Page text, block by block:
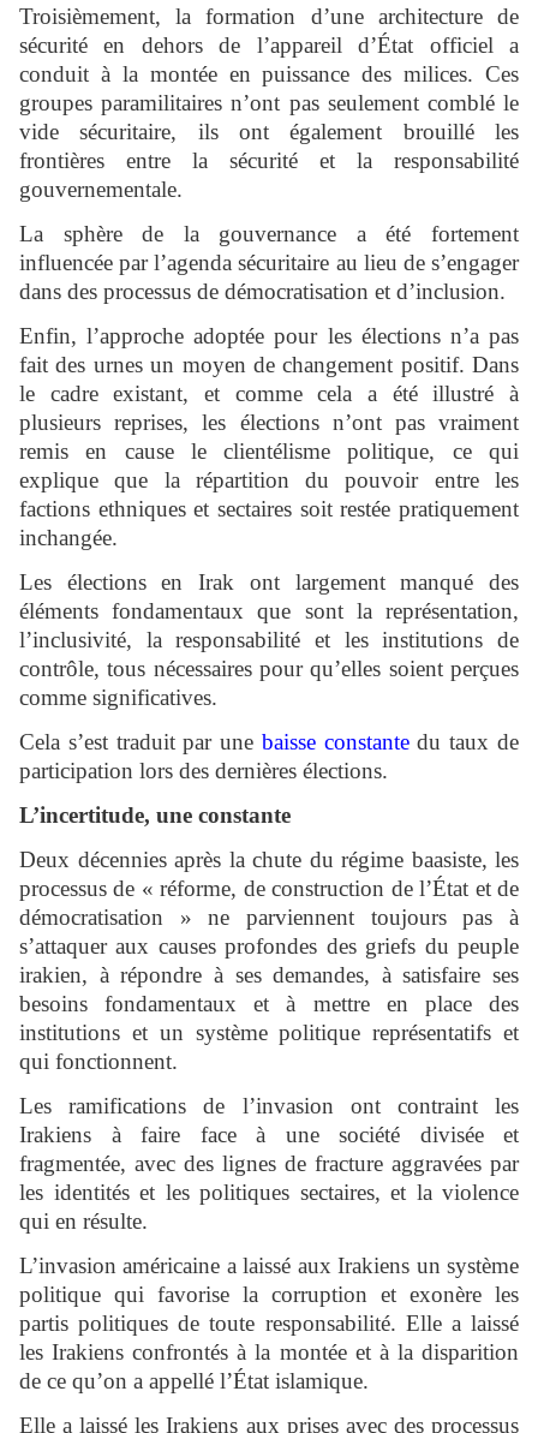
Troisièmement, la formation d’une architecture de
sécurité en dehors de l’appareil d’État officiel a
conduit à la montée en puissance des milices. Ces
groupes paramilitaires n’ont pas seulement comblé le
vide sécuritaire, ils ont également brouillé les
frontières entre la sécurité et la responsabilité
gouvernementale.
La sphère de la gouvernance a été fortement
influencée par l’agenda sécuritaire au lieu de s’engager
dans des processus de démocratisation et d’inclusion.
Enfin, l’approche adoptée pour les élections n’a pas
fait des urnes un moyen de changement positif. Dans
le cadre existant, et comme cela a été illustré à
plusieurs reprises, les élections n’ont pas vraiment
remis en cause le clientélisme politique, ce qui
explique que la répartition du pouvoir entre les
factions ethniques et sectaires soit restée pratiquement
inchangée.
Les élections en Irak ont largement manqué des
éléments fondamentaux que sont la représentation,
l’inclusivité, la responsabilité et les institutions de
contrôle, tous nécessaires pour qu’elles soient perçues
comme significatives.
Cela s’est traduit par une baisse constantedu taux de
participation lors des dernières élections.
L’incertitude, une constante
Deux décennies après la chute du régime baasiste, les
processus de « réforme, de construction de l’État et de
démocratisation » ne parviennent toujours pas à
s’attaquer aux causes profondes des griefs du peuple
irakien, à répondre à ses demandes, à satisfaire ses
besoins fondamentaux et à mettre en place des
institutions et un système politique représentatifs et
qui fonctionnent.
Les ramifications de l’invasion ont contraint les
Irakiens à faire face à une société divisée et
fragmentée, avec des lignes de fracture aggravées par
les identités et les politiques sectaires, et la violence
qui en résulte.
L’invasion américaine a laissé aux Irakiens un système
politique qui favorise la corruption et exonère les
partis politiques de toute responsabilité. Elle a laissé
les Irakiens confrontés à la montée et à la disparition
de ce qu’on a appellé l’État islamique.
Elle a laissé les Irakiens aux prises avec des processus